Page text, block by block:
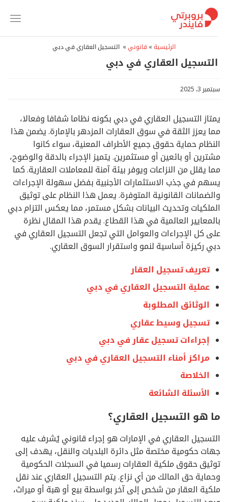
الرئيسية»قانوني»التسجيل العقاري في دبي
التسجيل العقاري في دبي
سبتمبر 3، 2025
يمتاز التسجيل العقاري في دبي بكونه نظاما شفافا وفعالا،
مما يعزز الثقة في سوق العقارات المزدهر بالإمارة. يضمن هذا
النظام حماية حقوق جميع الأطراف المعنية، سواء كانوا
مشترين أو بائعين أو مستثمرين. يتميز الإجراء بالدقة والوضوح،
مما يقلل من النزاعات ويوفر بيئة آمنة للمعاملات العقارية. كما
يسهم في جذب الاستثمارات الأجنبية بفضل سهولة الإجراءات
والضمانات القانونية المتوفرة. يعمل هذا النظام على توثيق
الملكيات وتحديث البيانات بشكل مستمر، مما يعكس التزام دبي
بالمعايير العالمية في هذا القطاع. يقدم هذا المقال نظرة
على كل الإجراءات والعوامل التي تجعل التسجيل العقاري في
دبي ركيزة أساسية لنمو واستقرار السوق العقاري.
تعريف تسجيل العقار
عملية التسجيل العقاري في دبي
الوثائق المطلوبة
تسجيل وسيط عقاري
إجراءات تسجيل عقار في دبي
مراكز أمناء التسجيل العقاري في دبي
الخلاصة
الأسئلة الشائعة
ما هو التسجيل العقاري؟
التسجيل العقاري في الإمارات هو إجراء قانوني يُشرف عليه
جهات حكومية مختصة مثل دائرة البلديات والنقل، يهدف إلى
توثيق حقوق ملكية العقارات رسميا في السجلات الحكومية
وحماية حق المالك من أي نزاع. يتم التسجيل العقاري عند نقل
ملكية العقار من شخص إلى آخر بواسطة بيع أو هبة أو ميراث،